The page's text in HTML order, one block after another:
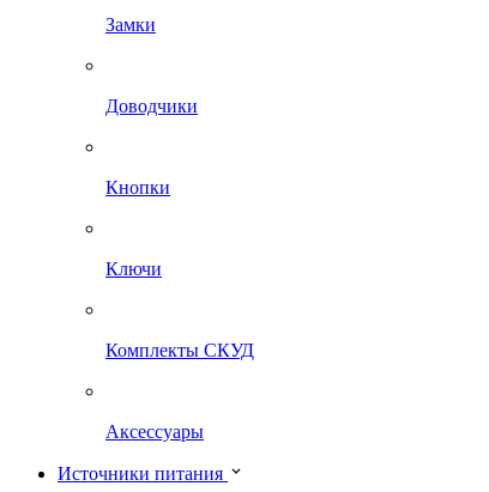
Замки
Доводчики
Кнопки
Ключи
Комплекты СКУД
Аксессуары
Источники питания